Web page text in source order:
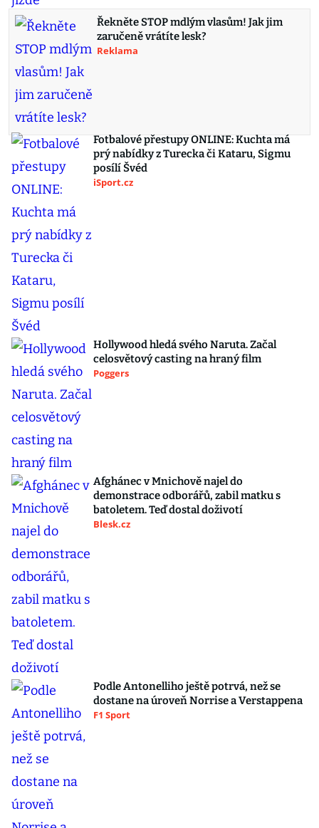
Řekněte STOP mdlým vlasům! Jak jim
zaručeně vrátíte lesk?
Reklama
Fotbalové přestupy ONLINE: Kuchta má
prý nabídky z Turecka či Kataru, Sigmu
posílí Švéd
iSport.cz
Hollywood hledá svého Naruta. Začal
celosvětový casting na hraný film
Poggers
Afghánec v Mnichově najel do
demonstrace odborářů, zabil matku s
batoletem. Teď dostal doživotí
Blesk.cz
Podle Antonelliho ještě potrvá, než se
dostane na úroveň Norrise a Verstappena
F1 Sport